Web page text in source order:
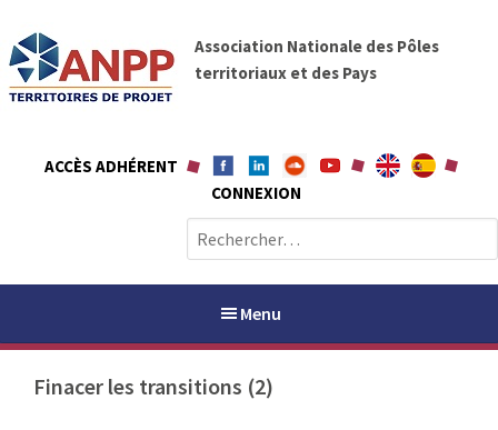
t
A
N
P
P
Association Nationale des Pôles
territoriaux et des Pays
ACCÈS ADHÉRENT
CONNEXION
e
c
c
Menu
Finacer les transitions (2)